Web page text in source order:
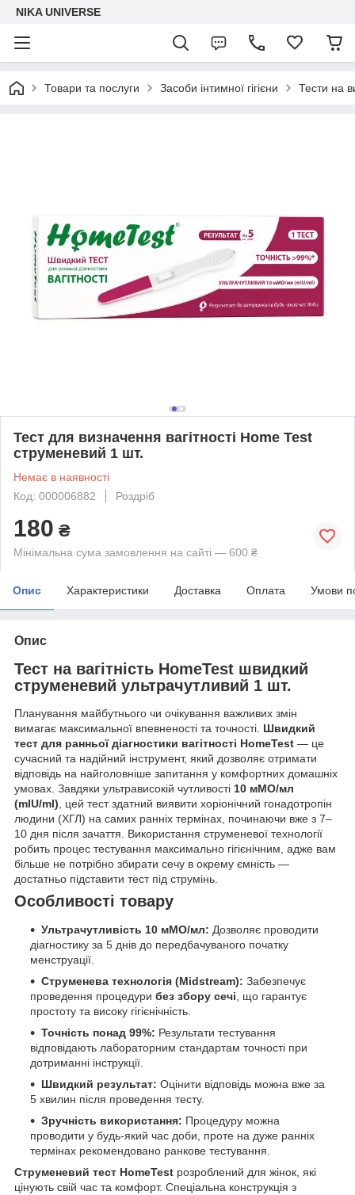
NIKA UNIVERSE
Товари та послуги Засоби інтимної гігієни Тести на
Тест для визначення вагітності Home Test
струменевий 1 шт.
Немає в наявності
Код: 000006882
Роздріб
180 ₴
Мінімальна сума замовлення на сайті — 600 ₴
Опис Характеристики Доставка Оплата Умови
Опис
Тест на вагітність HomeTest швидкий
струменевий ультрачутливий 1 шт.
Планування майбутнього чи очікування важливих змін
вимагає максимальної впевненості та точності. Швидкий
тест для ранньої діагностики вагітності HomeTest — це
сучасний та надійний інструмент, який дозволяє отримати
відповідь на найголовніше запитання у комфортних домашніх
умовах. Завдяки ультрависокій чутливості 10 мМО/мл
(mIU/ml), цей тест здатний виявити хоріонічний гонадотропін
людини (ХГЛ) на самих ранніх термінах, починаючи вже з 7–
10 дня після зачаття. Використання струменевої технології
робить процес тестування максимально гігієнічним, адже вам
більше не потрібно збирати сечу в окрему ємність —
достатньо підставити тест під струмінь.
Особливості товару
Ультрачутливість 10 мМО/мл: Дозволяє проводити
діагностику за 5 днів до передбачуваного початку
менструації.
Струменева технологія (Midstream): Забезпечує
проведення процедури без збору сечі , що гарантує
простоту та високу гігієнічність.
Точність понад 99%: Результати тестування
відповідають лабораторним стандартам точності при
дотриманні інструкції.
Швидкий результат: Оцінити відповідь можна вже за
5 хвилин після проведення тесту.
Зручність використання: Процедуру можна
проводити у будь-який час доби, проте на дуже ранніх
термінах рекомендовано ранкове тестування.
Струменевий тест HomeTest розроблений для жінок, які
цінують свій час та комфорт. Спеціальна конструкція з